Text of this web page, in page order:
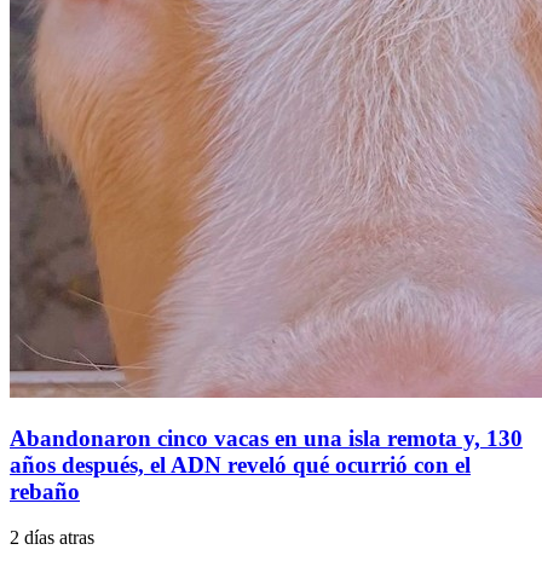
Abandonaron cinco vacas en una isla remota y, 130
años después, el ADN reveló qué ocurrió con el
rebaño
2 días atras